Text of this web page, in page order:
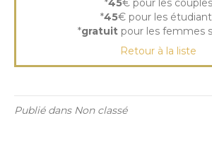
*45€ pour les couples
*45€ pour les
*gratuit pour les femmes
Retour à la liste
Publié dans Non classé